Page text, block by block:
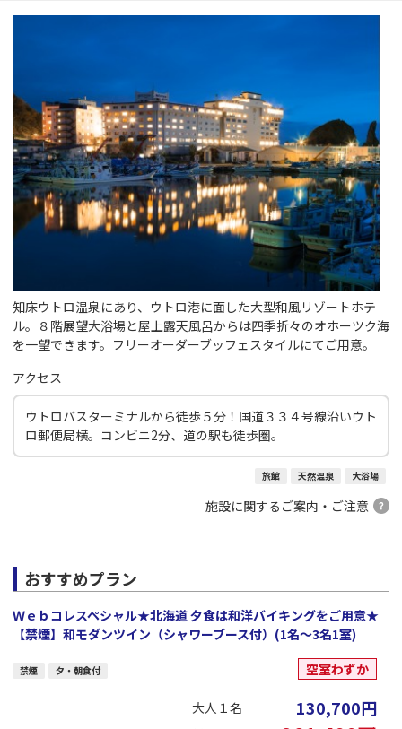
知床ウトロ温泉にあり、ウトロ港に面した大型和風リゾートホテ
ル。８階展望大浴場と屋上露天風呂からは四季折々のオホーツク海
を一望できます。フリーオーダーブッフェスタイルにてご用意。
アクセス
ウトロバスターミナルから徒歩５分！国道３３４号線沿いウト
ロ郵便局横。コンビニ2分、道の駅も徒歩圏。
旅館 天然温泉 大浴場
施設に関するご案内・ご注意
おすすめプラン
Ｗｅｂコレスペシャル★北海道 夕食は和洋バイキングをご用意★
【禁煙】和モダンツイン（シャワーブース付）(1名～3名1室)
禁煙 夕・朝食付 空室わずか
大人１名 130,700円